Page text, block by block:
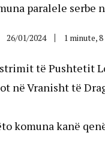
paralele serbe
26/01/2024 1 minute,
të Pushtetit
në Vranisht të
komuna kanë